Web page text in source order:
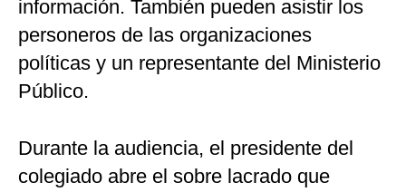
información. También pueden asistir los
personeros de las organizaciones
políticas y un representante del Ministerio
Público.
Durante la audiencia, el presidente del
colegiado abre el sobre lacrado que